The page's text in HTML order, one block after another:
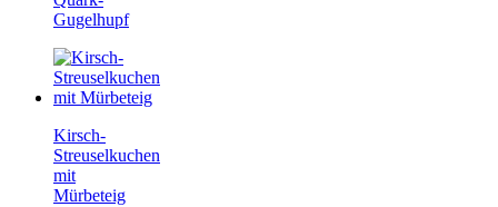
Gugelhupf
Kirsch-
Streuselkuchen
mit
Mürbeteig